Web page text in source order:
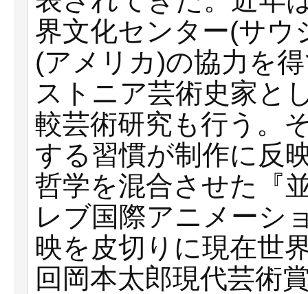
界文化センター(サウ
(アメリカ)の協力を
ストニア芸術史家と
較芸術研究も行う。
する習慣が制作に反
哲学を混合させた『
レブ国際アニメーシ
映を皮切りに現在世
回岡本太郎現代芸術